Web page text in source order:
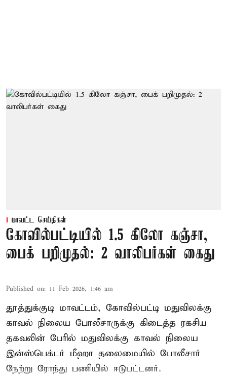
மாவட்ட செய்திகள்
கோவில்பட்டியில் 1.5 கிலோ கஞ்சா,
பைக் பறிமுதல்: 2 வாலிபர்கள் கைது
Published on: 11 Feb 2026, 1:46 am
தூத்துக்குடி மாவட்டம், கோவில்பட்டி மதுவிலக்கு
காவல் நிலைய போலீசாருக்கு கிடைத்த ரகசிய
தகவலின் பேரில் மதுவிலக்கு காவல் நிலைய
இன்ஸ்பெக்டர் மீஹா தலைமையில் போலீசார்
நேற்று ரோந்து பணியில் ஈடுபட்டனர்.